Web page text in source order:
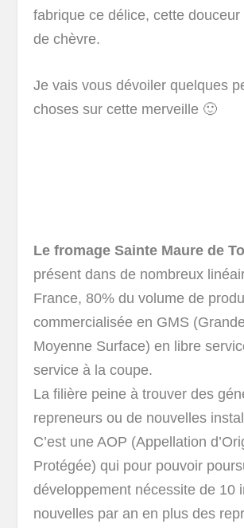
fabrique ce délice, cette
de chèvre.
Je vais vous dévoiler quelques
choses sur cette merveille 🙂
Le fromage Sainte Maure de
présent dans de nombreux
France, 80% du volume de
commercialisée en GMS
Moyenne Surface) en libre
service à la coupe.
La filière peine à trouver des
repreneurs ou de nouvelles
C’est une AOP (Appellation
Protégée) qui pour pouvoir
développement nécessite de 10
nouvelles par an en plus des